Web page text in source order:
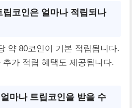
코인은 얼마나 적립되나
약 80코인이 기본 적립됩니다.
가 적립 혜택도 제공됩니다.
마나 트립코인을 받을 수